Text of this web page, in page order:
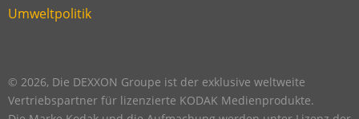
fourth
Link
footer
Umweltpolitik
© 2026, Die DEXXON Groupe ist der exklusive weltweite
Vertriebspartner für lizenzierte KODAK Medienprodukte.